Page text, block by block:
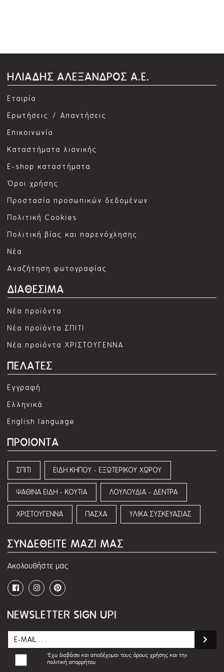
ΗΛΙΑΔΗΣ ΑΛΕΞΑΝΔΡΟΣ Α.Ε.
Εταιρία
Ερωτήσεις / Απαντήσεις
Επικοινωνία
Καταστήματα λιανικής
E-shop καταστήματα
Όροι χρήσης
Προστασία προσωπικών δεδομένων
Πολιτική Cookies
Πολιτική βίας και παρενόχλησης
Νέα
Αναζήτηση φωτογραφίας
ΔΙΑΘΕΣΙΜΑ
Νέα προϊόντα
Νέα προϊόντα ΣΠΙΤΙ
Νέα προϊόντα ΧΡΙΣΤΟΥΓΕΝΝΑ
ΠΕΛΑΤΕΣ
Εγγραφή
Ελληνικά
English language
ΠΡΟΙΟΝΤΑ
ΣΠΙΤΙ ΕΙΔΗ ΚΗΠΟΥ - ΕΞΩΤΕΡΙΚΟΥ ΧΩΡΟΥ
ΨΑΘΙΝΑ ΕΙΔΗ - ΚΟΥΤΙΑ ΛΟΥΛΟΥΔΙΑ - ΔΕΝΤΡΑ
ΧΡΙΣΤΟΥΓΕΝΝΑ ΠΑΣΧΑ ΥΛΙΚΑ ΣΥΣΚΕΥΑΣΙΑΣ
ΣΥΝΔΕΘΕΙΤΕ ΜΑΖΙ ΜΑΣ
Ακολουθήστε μας
NEWSLETTER SIGN UP!
Έχω διαβάσει και αποδέχομαι τους όρους χρήσης και την
πολιτική απορρήτου